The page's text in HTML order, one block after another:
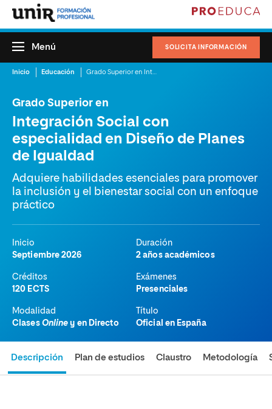
SOLICITA INFORMACIÓN
Menú
Inicio Educación
Grado Superior en
Integración Social con
especialidad en Diseño de Planes
de Igualdad
Adquiere habilidades esenciales para promover
la inclusión y el bienestar social con un enfoque
práctico
Inicio
Septiembre 2026
Duración
2 años académicos
Créditos
120 ECTS
Exámenes
Presenciales
Modalidad
Clases Online y en Directo
Título
Oficial en España
Descripción Plan de estudios Claustro Metodología